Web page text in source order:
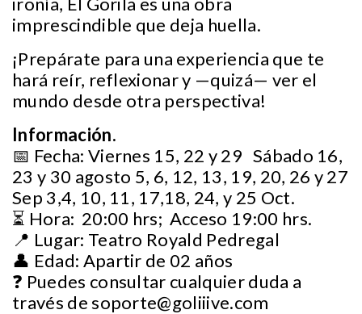
imprescindible que deja huella.
¡Prepárate para una experiencia que te
hará reír, reflexionar y —quizá— ver el
mundo desde otra perspectiva!
Información.
📅 Fecha: Viernes 15, 22 y 29 Sábado 16,
23 y 30 agosto 5, 6, 12, 13, 19, 20, 26 y 27
Sep 3,4, 10, 11, 17,18, 24, y 25 Oct.
⏳ Hora: 20:00 hrs; Acceso 19:00 hrs.
📍 Lugar: Teatro Royald Pedregal
👤 Edad: Apartir de 02 años
❓ Puedes consultar cualquier duda a
través desoporte@goliiive.com